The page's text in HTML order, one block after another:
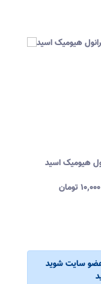
هیومیک اسید
۱۰,۰۰۰ تومان
عضو سایت شوید